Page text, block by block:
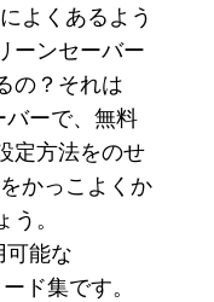
よくあるよう
ーンセーバー
の？それは
ーで、無料
定方法をのせ
かっこよくか
。
能な
ド集です。